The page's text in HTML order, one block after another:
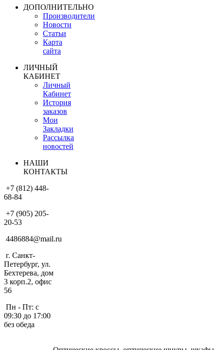
ДОПОЛНИТЕЛЬНО
Производители
Новости
Статьи
Карта
сайта
ЛИЧНЫЙ
КАБИНЕТ
Личный
Кабинет
История
заказов
Мои
Закладки
Рассылка
новостей
НАШИ
КОНТАКТЫ
+7 (812) 448-
68-84
+7 (905) 205-
20-53
4486884@mail.ru
г. Санкт-
Петербург, ул.
Бехтерева, дом
3 корп.2, офис
56
Пн - Пт: с
09:30 до 17:00
без обеда